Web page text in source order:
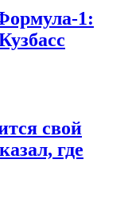
1:
свой
где